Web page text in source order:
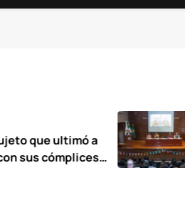
a
Agosto